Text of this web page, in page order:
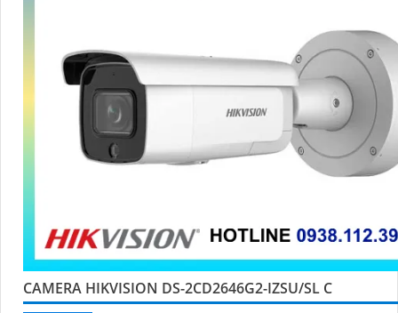
CAMERA HIKVISION DS-2CD2646G2-IZSU/SL C